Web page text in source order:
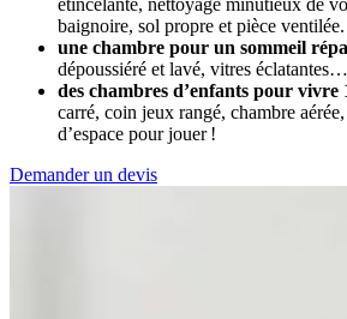
baignoire, sol propre et pièce ventilée.
une chambre pour un sommeil
dépoussiéré et lavé, vitres éclatantes…
des chambres d’enfants pour vivre
carré, coin jeux rangé, chambre
d’espace pour jouer !
Demander un devis